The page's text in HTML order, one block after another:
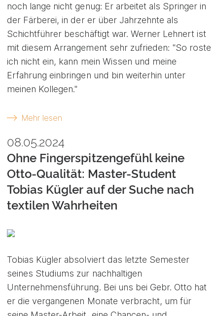
noch lange nicht genug: Er arbeitet als Springer in
der Färberei, in der er über Jahrzehnte als
Schichtführer beschäftigt war. Werner Lehnert ist
mit diesem Arrangement sehr zufrieden: "So roste
ich nicht ein, kann mein Wissen und meine
Erfahrung einbringen und bin weiterhin unter
meinen Kollegen."
Mehr lesen
08.05.2024
Ohne Fingerspitzengefühl keine
Otto-Qualität: Master-Student
Tobias Kügler auf der Suche nach
textilen Wahrheiten
Tobias Kügler absolviert das letzte Semester
seines Studiums zur nachhaltigen
Unternehmensführung. Bei uns bei Gebr. Otto hat
er die vergangenen Monate verbracht, um für